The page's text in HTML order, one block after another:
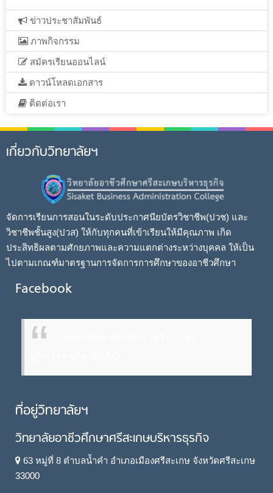
ข่าวประชาสัมพันธ์
ภาพกิจกรรม
สมัครเรียนออนไลน์
ดาวน์โหลดเอกสาร
ติดต่อเรา
เกี่ยวกับวิทยาลัยฯ
จัดการเรียนการสอนในระดับประกาศนียบัตรวิชาชีพ(ปวช) และ
วิชาชีพชั้นสูง(ปวส) ให้กับทุกคนที่เข้าเรียนให้มีคุณภาพ เกิด
ประสิทธิผลตามศักยภาพและความแตกต่างระหว่างบุคคล ให้เป็น
ไปตามเกณฑ์มาตรฐานการจัดการการศึกษาของอาชีวศึกษา
Facebook
ที่อยู่วิทยาลัยฯ
วิทยาลัยอาชีวศึกษาศรีสะเกษบริหารธุรกิจ
63 หมู่ที่ 8 ตำบลน้ำคำ อำเภอเมืองศรีสะเกษ จังหวัดศรีสะเกษ
33000